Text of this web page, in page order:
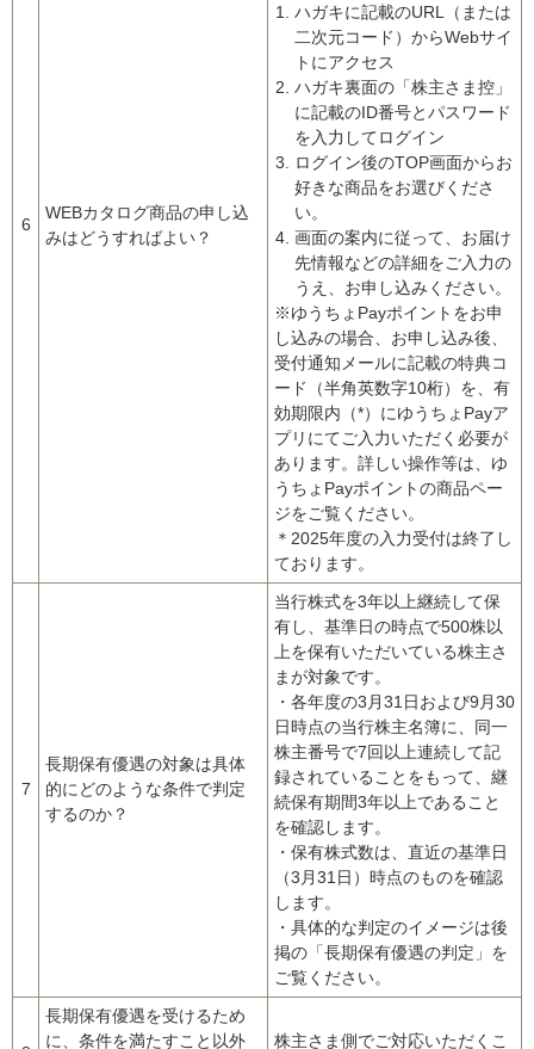
6
WEBカタログ商品の申し込
みはどうすればよい？
ハガキに記載のURL（または
二次元コード）からWebサイ
トにアクセス
ハガキ裏面の「株主さま控」
に記載のID番号とパスワード
を入力してログイン
ログイン後のTOP画面からお
好きな商品をお選びくださ
い。
画面の案内に従って、お届け
先情報などの詳細をご入力の
うえ、お申し込みください。
※ゆうちょPayポイントをお申
し込みの場合、お申し込み後、
受付通知メールに記載の特典コ
ード（半角英数字10桁）を、有
効期限内（*）にゆうちょPayア
プリにてご入力いただく必要が
あります。詳しい操作等は、ゆ
うちょPayポイントの商品ペー
ジをご覧ください。
＊2025年度の入力受付は終了し
ております。
7
長期保有優遇の対象は具体
的にどのような条件で判定
するのか？
当行株式を3年以上継続して保
有し、基準日の時点で500株以
上を保有いただいている株主さ
まが対象です。
・各年度の3月31日および9月30
日時点の当行株主名簿に、同一
株主番号で7回以上連続して記
録されていることをもって、継
続保有期間3年以上であること
を確認します。
・保有株式数は、直近の基準日
（3月31日）時点のものを確認
します。
・具体的な判定のイメージは後
掲の「長期保有優遇の判定」を
ご覧ください。
長期保有優遇を受けるため
に、条件を満たすこと以外
株主さま側でご対応いただくこ